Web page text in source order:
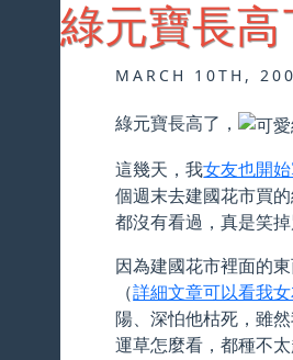
綠元寶長高
MARCH 10TH,
綠元寶長高了，
這幾天，我女友也開
個週末去建國花市買
都沒有看過，真是笑
因為建國花市裡面的
（詳細文章可以看我
陽、深怕他枯死，雖
運草怎麼看，都種不